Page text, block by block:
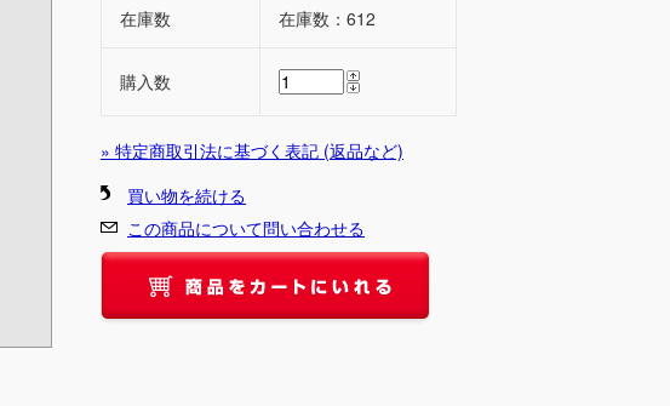
在庫数 在庫数：612
購入数
» 特定商取引法に基づく表記 (返品など)
買い物を続ける
この商品について問い合わせる